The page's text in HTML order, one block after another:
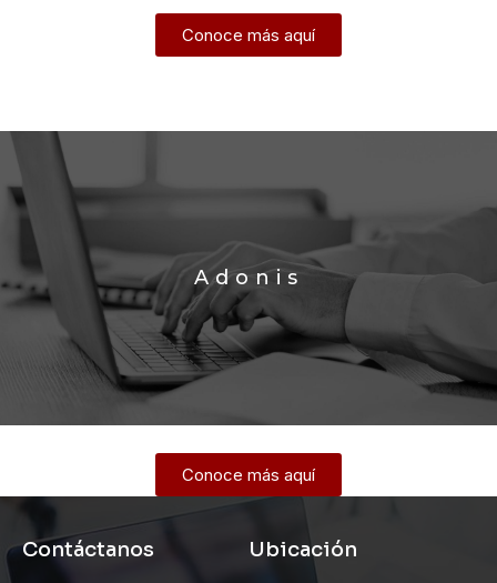
Conoce más aquí
Adonis
Conoce más aquí
Contáctanos Ubicación